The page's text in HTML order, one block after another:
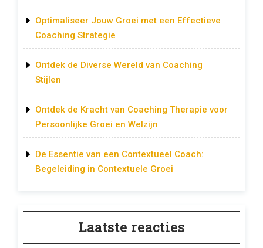
Optimaliseer Jouw Groei met een Effectieve
Coaching Strategie
Ontdek de Diverse Wereld van Coaching
Stijlen
Ontdek de Kracht van Coaching Therapie voor
Persoonlijke Groei en Welzijn
De Essentie van een Contextueel Coach:
Begeleiding in Contextuele Groei
Laatste reacties